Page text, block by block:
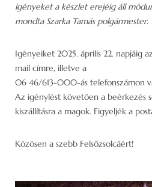
igényeket a készlet erejéig áll
mondta Szarka Tamás polgármester.
Igényeiket 2025. április 22. napjáig
mail címre, illetve a
06 46/613-000-ás telefonszámon
Az igénylést követően a beérkezés
kiszállításra a magok. Figyeljék a
Közösen a szebb Felsőzsolcáért!